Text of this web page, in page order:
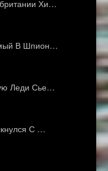
Хи…
В Шпион…
Леди Сье…
С …